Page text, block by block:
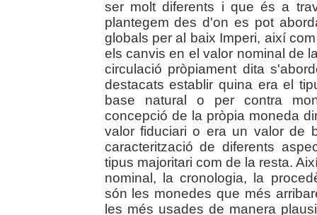
ser molt diferents i que és a
plantegem des d'on es pot
globals per al baix Imperi, així
els canvis en el valor nominal de
circulació pròpiament dita
destacats establir quina era el
base natural o per contra
concepció de la pròpia moneda
valor fiduciari o era un valor de
caracterització de diferents
tipus majoritari com de la resta.
nominal, la cronologia, la
són les monedes que més
les més usades de manera